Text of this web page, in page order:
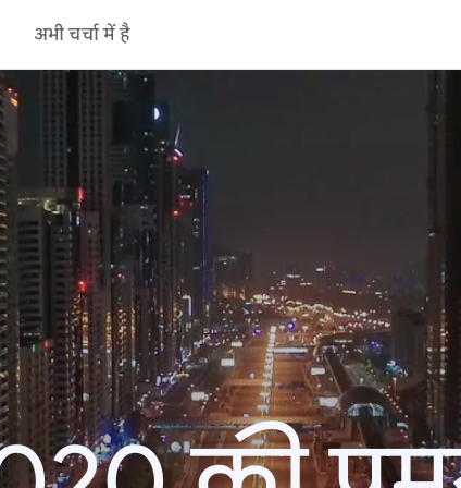
अभी चर्चा में है